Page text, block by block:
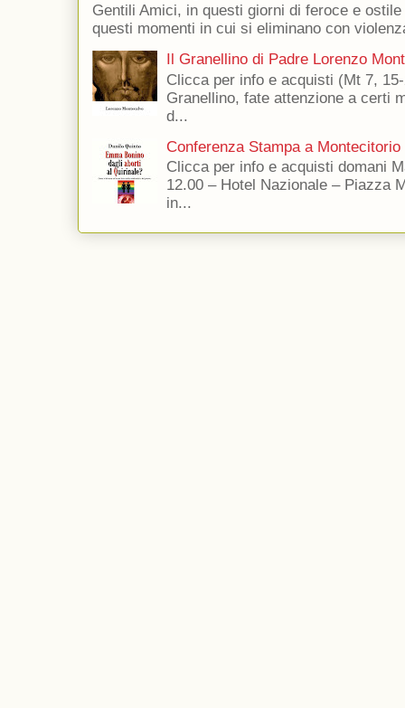
Gentili Amici, in questi giorni di feroce e
questi momenti in cui si eliminano con
Il Granellino di Padre Lorenzo
Clicca per info e acquisti (Mt 7,
Granellino, fate attenzione a certi
d...
Conferenza Stampa a Montecitorio
Clicca per info e acquisti domani
12.00 – Hotel Nazionale – Piazza
in...